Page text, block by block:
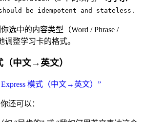
be idempotent and stateless.
选中的内容类型（Word / Phrase /
调整学习卡的格式。
（中文→英文）
Express 模式（中文→英文）”
还可以：